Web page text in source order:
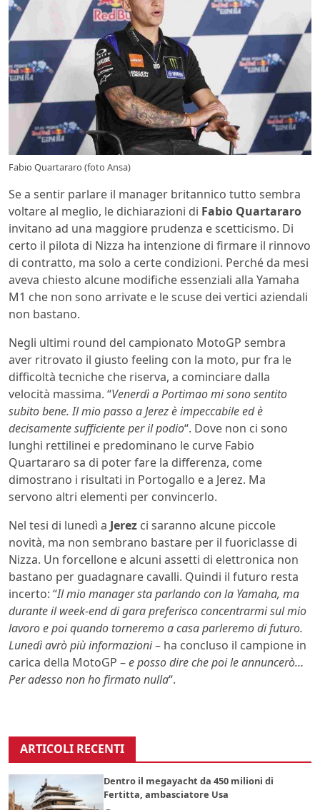
Fabio Quartararo (foto Ansa)
Se a sentir parlare il manager britannico tutto sembra
voltare al meglio, le dichiarazioni di Fabio Quartararo
invitano ad una maggiore prudenza e scetticismo. Di
certo il pilota di Nizza ha intenzione di firmare il rinnovo
di contratto, ma solo a certe condizioni. Perché da mesi
aveva chiesto alcune modifiche essenziali alla Yamaha
M1 che non sono arrivate e le scuse dei vertici aziendali
non bastano.
Negli ultimi round del campionato MotoGP sembra
aver ritrovato il giusto feeling con la moto, pur fra le
difficoltà tecniche che riserva, a cominciare dalla
velocità massima. “Venerdì a Portimao mi sono sentito
subito bene. Il mio passo a Jerez è impeccabile ed è
decisamente sufficiente per il podio“. Dove non ci sono
lunghi rettilinei e predominano le curve Fabio
Quartararo sa di poter fare la differenza, come
dimostrano i risultati in Portogallo e a Jerez. Ma
servono altri elementi per convincerlo.
Nel tesi di lunedì a Jerez ci saranno alcune piccole
novità, ma non sembrano bastare per il fuoriclasse di
Nizza. Un forcellone e alcuni assetti di elettronica non
bastano per guadagnare cavalli. Quindi il futuro resta
incerto: “Il mio manager sta parlando con la Yamaha, ma
durante il week-end di gara preferisco concentrarmi sul mio
lavoro e poi quando torneremo a casa parleremo di futuro.
Lunedì avrò più informazioni– ha concluso il campione in
carica della MotoGP –e posso dire che poi le annuncerò…
Per adesso non ho firmato nulla“.
ARTICOLI RECENTI
Dentro il megayacht da 450 milioni di
Fertitta, ambasciatore Usa